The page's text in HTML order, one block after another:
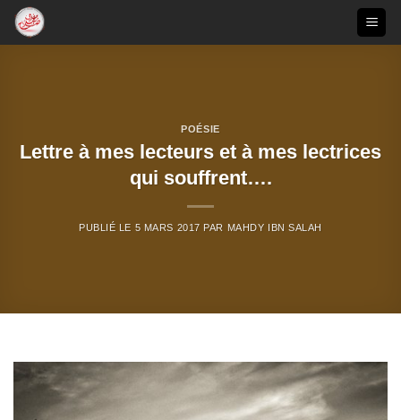
Passer
POÉSIE
Lettre à mes lecteurs et à mes lectrices
qui souffrent….
PUBLIÉ LE 5 MARS 2017 PAR MAHDY IBN SALAH